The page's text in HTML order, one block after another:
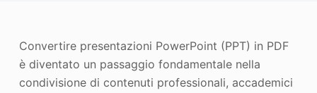
Immagine Ricopyright
Convertire presentazioni PowerPoint (PPT) in PDF
è diventato un passaggio fondamentale nella
condivisione di contenuti professionali, accademici